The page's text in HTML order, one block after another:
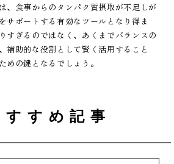
、食事からのタンパク質摂取が不足しが
サポートする有効なツールとなり得ま
すぎるのではなく、あくまでバランスの
補助的な役割として賢く活用すること
めの鍵となるでしょう。
すすめ記事